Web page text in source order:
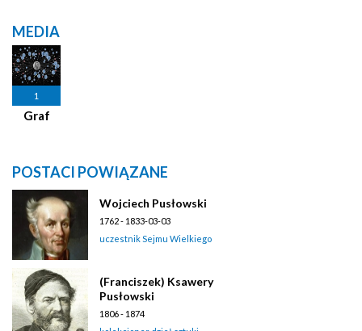
MEDIA
1
Graf
POSTACI POWIĄZANE
Wojciech Pusłowski
1762 - 1833-03-03
uczestnik Sejmu Wielkiego
(Franciszek) Ksawery
Pusłowski
1806 - 1874